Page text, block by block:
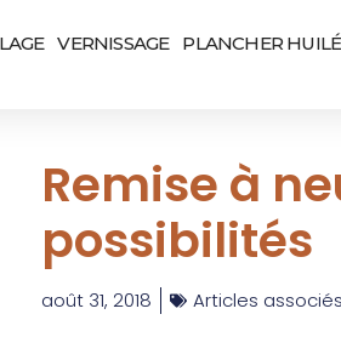
VERNISSAGE PLANCHER HUILÉ
Remise à
possibilités
août 31, 2018 Articles